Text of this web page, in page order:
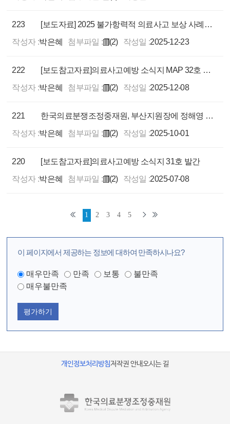
223
[보도자료] 2025 불가항력적 의료사고 보상 사례집 발간
작성자 :박은혜 첨부파일 : (2) 작성일 :2025-12-23
222
[보도참고자료]의료사고예방 소식지 MAP 32호 발간
작성자 :박은혜 첨부파일 : (2) 작성일 :2025-12-08
221
한국의료분쟁조정중재원, 부산지원장에 정해영 본부장 임명
작성자 :박은혜 첨부파일 : (2) 작성일 :2025-10-01
220
[보도참고자료]의료사고예방 소식지 31호 발간
작성자 :박은혜 첨부파일 : (2) 작성일 :2025-07-08
1 2 3 4 5
이 페이지에서 제공하는 정보에 대하여 만족하시나요?
매우만족 만족 보통
불만족
매우불만족
평가하기
개인정보처리방침저작권 안내오시는 길